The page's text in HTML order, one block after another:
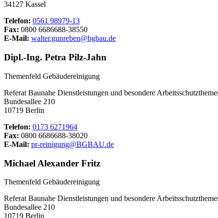
34127 Kassel
Telefon: 0561 98979-13
Fax: 0800 6686688-38550
E-Mail: walter.gunreben@bgbau.de
Dipl.-Ing. Petra Pilz-Jahn
Themenfeld Gebäudereinigung
Referat Baunahe Dienstleistungen und besondere
Bundesallee 210
10719 Berlin
Telefon: 0173 6271964
Fax: 0800 6686688-38020
E-Mail: pr-reinigung@BGBAU.de
Michael Alexander Fritz
Themenfeld Gebäudereinigung
Referat Baunahe Dienstleistungen und besondere
Bundesallee 210
10719 Berlin